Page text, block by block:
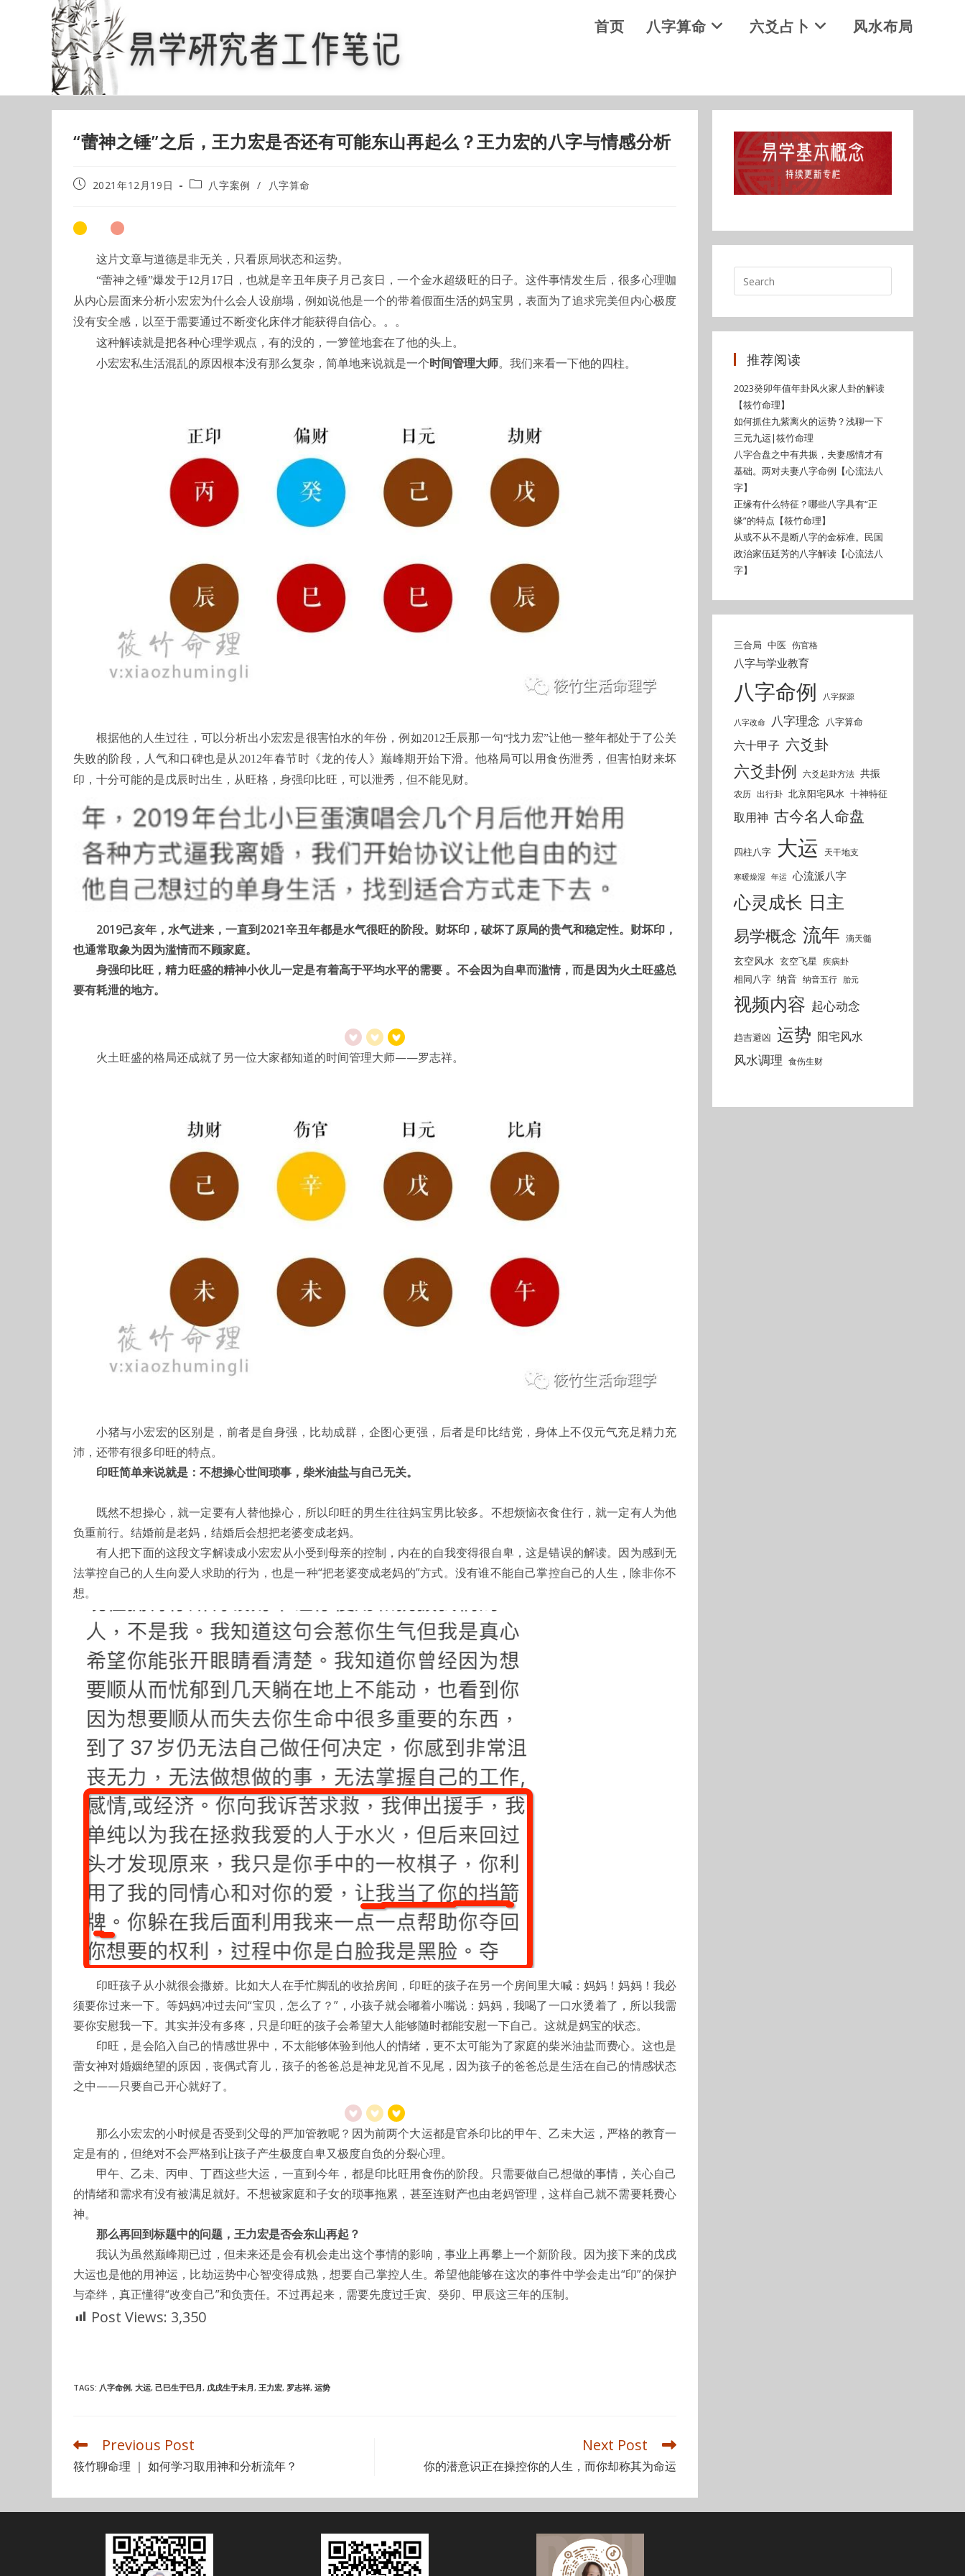
首页 八字算命 六爻占卜 风水布局
“蕾神之锤”之后，王力宏是否还有可能东山再起么？王力宏的八字与情感分析
Post2021年12月19日
Post八字案例 / 八字算命
这片文章与道德是非无关，只看原局状态和运势。
“蕾神之锤”爆发于12月17日，也就是辛丑年庚子月己亥日，一个金水超级旺的日子。这件事情发生后，很多心理咖
从内心层面来分析小宏宏为什么会人设崩塌，例如说他是一个的带着假面生活的妈宝男，表面为了追求完美但内心极度
没有安全感，以至于需要通过不断变化床伴才能获得自信心。。。
这种解读就是把各种心理学观点，有的没的，一箩筐地套在了他的头上。
小宏宏私生活混乱的原因根本没有那么复杂，简单地来说就是一个 时间管理大师。我们来看一下他的四柱。
根据他的人生过往，可以分析出小宏宏是很害怕水的年份，例如2012壬辰那一句“找力宏”让他一整年都处于了公关
失败的阶段，人气和口碑也是从2012年春节时《龙的传人》巅峰期开始下滑。他格局可以用食伤泄秀，但害怕财来坏
印，十分可能的是戊辰时出生，从旺格，身强印比旺，可以泄秀，但不能见财。
2019己亥年，水气进来，一直到2021辛丑年都是水气很旺的阶段。财坏印，破坏了原局的贵气和稳定性。财坏印，
也通常取象为因为滥情而不顾家庭。
身强印比旺，精力旺盛的精神小伙儿一定是有着高于平均水平的需要 。不会因为自卑而滥情，而是因为火土旺盛总
要有耗泄的地方。
火土旺盛的格局还成就了另一位大家都知道的时间管理大师——罗志祥。
小猪与小宏宏的区别是，前者是自身强，比劫成群，企图心更强，后者是印比结党，身体上不仅元气充足精力充
沛，还带有很多印旺的特点。
印旺简单来说就是：不想操心世间琐事，柴米油盐与自己无关。
既然不想操心，就一定要有人替他操心，所以印旺的男生往往妈宝男比较多。不想烦恼衣食住行，就一定有人为他
负重前行。结婚前是老妈，结婚后会想把老婆变成老妈。
有人把下面的这段文字解读成小宏宏从小受到母亲的控制，内在的自我变得很自卑，这是错误的解读。因为感到无
法掌控自己的人生向爱人求助的行为，也是一种“把老婆变成老妈的”方式。没有谁不能自己掌控自己的人生，除非你不
想。
印旺孩子从小就很会撒娇。比如大人在手忙脚乱的收拾房间，印旺的孩子在另一个房间里大喊：妈妈！妈妈！我必
须要你过来一下。等妈妈冲过去问“宝贝，怎么了？”，小孩子就会嘟着小嘴说：妈妈，我喝了一口水烫着了，所以我需
要你安慰我一下。其实并没有多疼，只是印旺的孩子会希望大人能够随时都能安慰一下自己。这就是妈宝的状态。
印旺，是会陷入自己的情感世界中，不太能够体验到他人的情绪，更不太可能为了家庭的柴米油盐而费心。这也是
蕾女神对婚姻绝望的原因，丧偶式育儿，孩子的爸爸总是神龙见首不见尾，因为孩子的爸爸总是生活在自己的情感状态
之中——只要自己开心就好了。
那么小宏宏的小时候是否受到父母的严加管教呢？因为前两个大运都是官杀印比的甲午、乙未大运，严格的教育一
定是有的，但绝对不会严格到让孩子产生极度自卑又极度自负的分裂心理。
甲午、乙未、丙申、丁酉这些大运，一直到今年，都是印比旺用食伤的阶段。只需要做自己想做的事情，关心自己
的情绪和需求有没有被满足就好。不想被家庭和子女的琐事拖累，甚至连财产也由老妈管理，这样自己就不需要耗费心
神。
那么再回到标题中的问题，王力宏是否会东山再起？
我认为虽然巅峰期已过，但未来还是会有机会走出这个事情的影响，事业上再攀上一个新阶段。因为接下来的戊戌
大运也是他的用神运，比劫运势中心智变得成熟，想要自己掌控人生。希望他能够在这次的事件中学会走出“印”的保护
与牵绊，真正懂得“改变自己”和负责任。不过再起来，需要先度过壬寅、癸卯、甲辰这三年的压制。
Post Views: 3,350
TAGS: 八字命例, 大运, 己巳生于巳月 , 戊戌生于未月 , 王力宏, 罗志祥, 运势
Read
articles
Previous Post
筱竹聊命理 ｜ 如何学习取用神和分析流年？
Next Post
你的潜意识正在操控你的人生，而你却称其为命运
推荐阅读
2023癸卯年值年卦风火家人卦的解读
【筱竹命理】
如何抓住九紫离火的运势？浅聊一下
三元九运|筱竹命理
八字合盘之中有共振，夫妻感情才有
基础。两对夫妻八字命例【心流法八
字】
正缘有什么特征？哪些八字具有“正
缘”的特点【筱竹命理】
从或不从不是断八字的金标准。民国
政治家伍廷芳的八字解读【心流法八
字】
三合局 中医 伤官格
八字与学业教育
八字命例 八字探源
八字改命 八字理念 八字算命
六十甲子 六爻卦
六爻卦例 六爻起卦方法 共振
农历 出行卦 北京阳宅风水 十神特征
取用神 古今名人命盘
四柱八字 大运 天干地支
寒暖燥湿 年运 心流派八字
心灵成长 日主
易学概念 流年 滴天髓
玄空风水 玄空飞星 疾病卦
相同八字 纳音 纳音五行 胎元
视频内容 起心动念
趋吉避凶 运势 阳宅风水
风水调理 食伤生财